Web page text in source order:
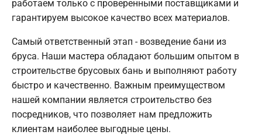
работаем только с проверенными поставщиками и
гарантируем высокое качество всех материалов.
Самый ответственный этап - возведение бани из
бруса. Наши мастера обладают большим опытом в
строительстве брусовых бань и выполняют работу
быстро и качественно. Важным преимуществом
нашей компании является строительство без
посредников, что позволяет нам предложить
клиентам наиболее выгодные цены.